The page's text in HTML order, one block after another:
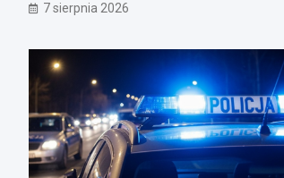
7 sierpnia 2026